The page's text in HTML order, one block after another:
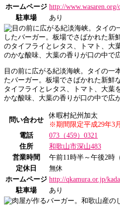
ホームページ http://
駐車場
あり
目の前に広がる紀淡海峡。タイの一
たバーガー。板場でさばかれた新鮮
タイフライとレタス、トマト、大葉
かな酸味、大葉の香りが口の中で広
問い合わせ
休暇村紀州加太
※期間限定平成29年3
電話
073（459）0321
住所
和歌山市深山483
営業時間
午前11時半～午後2時
定休日
無休
ホームページ http://qkamura.or.jp/kada
駐車場
あり